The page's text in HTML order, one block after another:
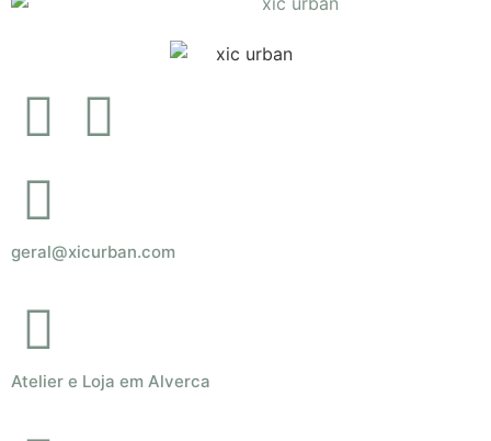
geral@xicurban.com
Atelier e Loja em Alverca